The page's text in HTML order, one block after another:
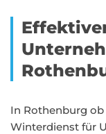
In Rothenburg
Winterdienst für